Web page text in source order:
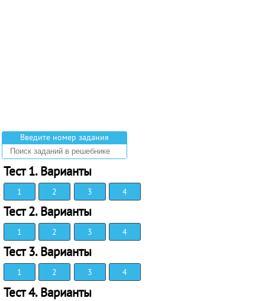
Введите номер задания
Тест 1. Варианты
1 2 3 4
Тест 2. Варианты
1 2 3 4
Тест 3. Варианты
1 2 3 4
Тест 4. Варианты